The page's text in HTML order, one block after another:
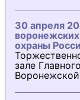
30 апреля
охраны
зале